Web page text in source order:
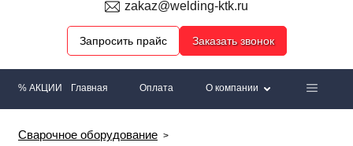
zakaz@welding-ktk.ru
Запросить прайс Заказать звонок
% АКЦИИ Главная Оплата О компании
Сварочное оборудование